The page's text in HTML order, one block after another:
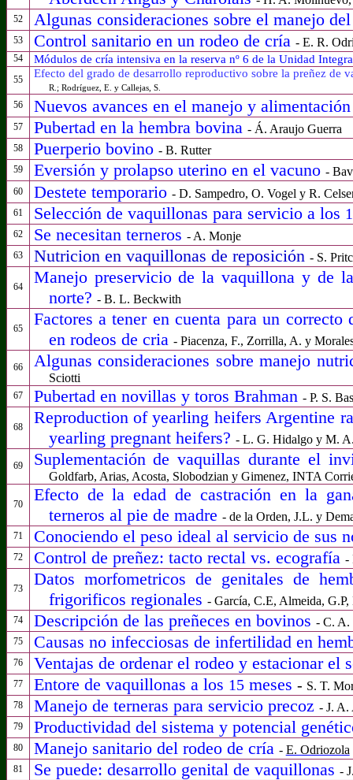
52 Algunas consideraciones sobre el manejo
53 Control sanitario en un rodeo de cría - E. R.
54 Módulos de cría intensiva en la reserva nº 6 de la Unidad
55 Efecto del grado de desarrollo reproductivo sobre la preñez de
R.; Rodríguez, E. y Callejas, S.
56 Nuevos avances en el manejo y
57 Pubertad en la hembra bovina - Á. Araujo Guerra
58 Puerperio bovino - B. Rutter
59 Eversión y prolapso uterino en el vacuno -
60 Destete temporario - D. Sampedro, O. Vogel y R.
61 Selección de vaquillonas para servicio a los
62 Se necesitan terneros - A. Monje
63 Nutricion en vaquillonas de reposición - S.
64
Manejo preservicio de la vaquillona y de
norte? - B. L. Beckwith
65
Factores a tener en cuenta para un
en rodeos de cria - Piacenza, F., Zorrilla, A. y
66 Algunas consideraciones sobre manejo
Sciotti
67 Pubertad en novillas y toros Brahman - P. S.
68
Reproduction of yearling heifers Argentine
yearling pregnant heifers? - L. G. Hidalgo y M.
69 Suplementación de vaquillas durante el
Goldfarb, Arias, Acosta, Slobodzian y Gimenez, INTA
70
Efecto de la edad de castración en la
terneros al pie de madre - de la Orden, J.L. y
71 Conociendo el peso ideal al servicio de sus
72 Control de preñez: tacto rectal vs. ecografía -
73
Datos morfometricos de genitales de
frigorificos regionales - García, C.E, Almeida,
74 Descripción de las preñeces en bovinos - C. A.
75 Causas no infecciosas de infertilidad en
76 Ventajas de ordenar el rodeo y estacionar el
77 Entore de vaquillonas a los 15meses - S. T.
78 Manejo de terneras para servicio precoz - J. A.
79 Productividad del sistema y potencial
80 Manejo sanitariodel rodeo de cría - E. Odriozola
81 Se puede: desarrollo genital de vaquillonas -